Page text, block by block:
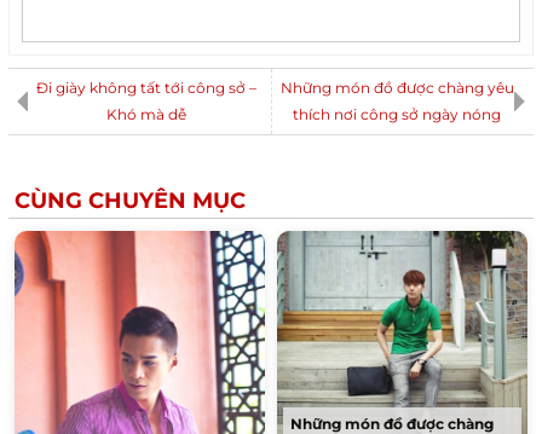
Những Set Đồ Với Áo Blazer Nam
Phối Đồ Công Sở Cho Nam
Phối Đồ Nam
Phối Đồ Nam Với Áo Blazer
Thời Trang Công Sở Cho Nam
Thời Trang Nam Công Sở
Trẻ Trung Và Lịch Lãm Với Blazer Cho Các Chàng
Công Sở
Đi giày không tất tới công sở –
Khó mà dễ
Những món đồ được chàng yêu
thích nơi công sở ngày nóng
CÙNG CHUYÊN MỤC
Những món đồ được chàng